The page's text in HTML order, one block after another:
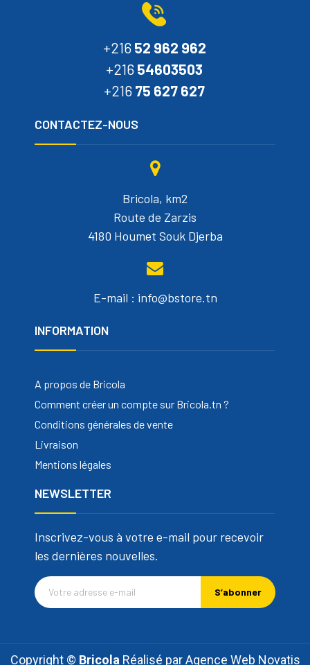
+216 52 962 962
+216 54603503
+216 75 627 627
CONTACTEZ-NOUS
Bricola, km2
Route de Zarzis
4180 Houmet Souk Djerba
E-mail : info@bstore.tn
INFORMATION
A propos de Bricola
Comment créer un compte sur Bricola.tn ?
Conditions générales de vente
Livraison
Mentions légales
NEWSLETTER
Inscrivez-vous à votre e-mail pour recevoir
les dernières nouvelles.
S’abonner
Copyright © Bricola Réalisé parAgence Web Novatis